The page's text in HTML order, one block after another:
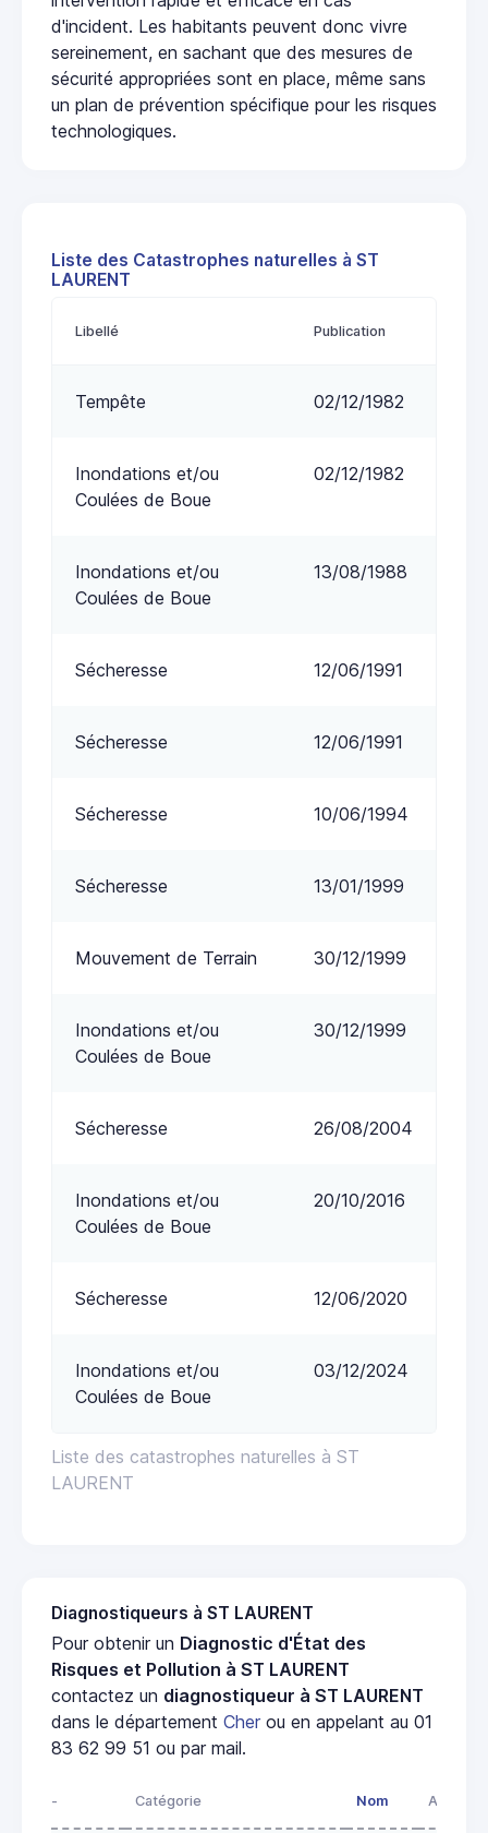
d'incident. Les habitants peuvent donc vivre
sereinement, en sachant que des mesures de
sécurité appropriées sont en place, même sans
un plan de prévention spécifique pour les risques
technologiques.
Liste des Catastrophes naturelles à ST
LAURENT
Liste des catastrophes naturelles à ST
LAURENT
Libellé Publication
Tempête 02/12/1982
Inondations et/ou
Coulées de Boue
02/12/1982
Inondations et/ou
Coulées de Boue
13/08/1988
Sécheresse 12/06/1991
Sécheresse 12/06/1991
Sécheresse 10/06/1994
Sécheresse 13/01/1999
Mouvement de Terrain 30/12/1999
Inondations et/ou
Coulées de Boue
30/12/1999
Sécheresse 26/08/2004
Inondations et/ou
Coulées de Boue
20/10/2016
Sécheresse 12/06/2020
Inondations et/ou
Coulées de Boue
03/12/2024
Diagnostiqueurs à ST LAURENT
Pour obtenir un Diagnostic d'État des
Risques et Pollution à ST LAURENT
contactez un diagnostiqueur à ST LAURENT
dans le département Cher ou en appelant au 01
83 62 99 51 ou par mail.
- Catégorie Nom Adresse